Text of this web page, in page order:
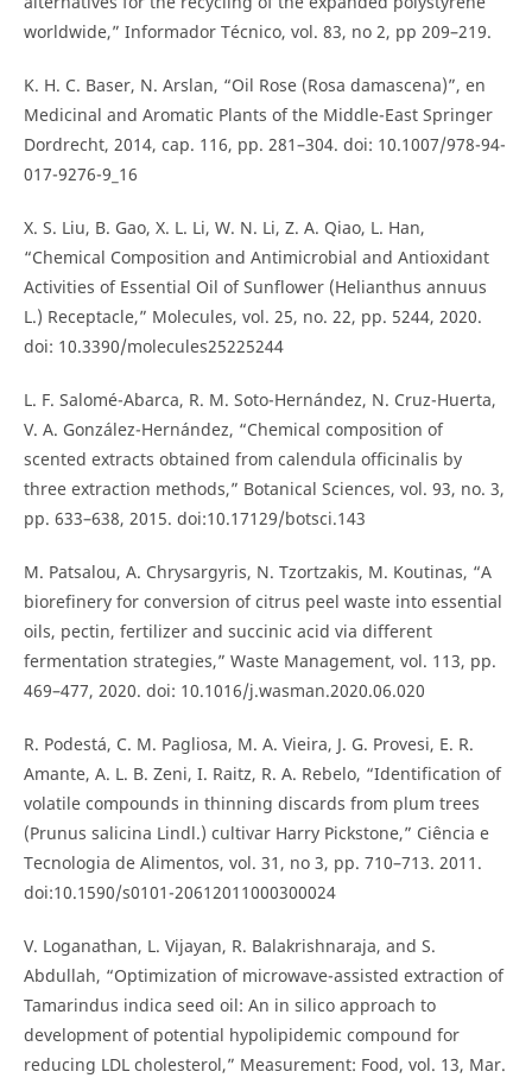
worldwide,” Informador Técnico, vol. 83, no 2, pp 209–219.
K. H. C. Baser, N. Arslan, “Oil Rose (Rosa damascena)”, en
Medicinal and Aromatic Plants of the Middle-East Springer
Dordrecht, 2014, cap. 116, pp. 281–304. doi: 10.1007/978-94-
017-9276-9_16
X. S. Liu, B. Gao, X. L. Li, W. N. Li, Z. A. Qiao, L. Han,
“Chemical Composition and Antimicrobial and Antioxidant
Activities of Essential Oil of Sunflower (Helianthus annuus
L.) Receptacle,” Molecules, vol. 25, no. 22, pp. 5244, 2020.
doi: 10.3390/molecules25225244
L. F. Salomé-Abarca, R. M. Soto-Hernández, N. Cruz-Huerta,
V. A. González-Hernández, “Chemical composition of
scented extracts obtained from calendula officinalis by
three extraction methods,” Botanical Sciences, vol. 93, no. 3,
pp. 633–638, 2015. doi:10.17129/botsci.143
M. Patsalou, A. Chrysargyris, N. Tzortzakis, M. Koutinas, “A
biorefinery for conversion of citrus peel waste into essential
oils, pectin, fertilizer and succinic acid via different
fermentation strategies,” Waste Management, vol. 113, pp.
469–477, 2020. doi: 10.1016/j.wasman.2020.06.020
R. Podestá, C. M. Pagliosa, M. A. Vieira, J. G. Provesi, E. R.
Amante, A. L. B. Zeni, I. Raitz, R. A. Rebelo, “Identification of
volatile compounds in thinning discards from plum trees
(Prunus salicina Lindl.) cultivar Harry Pickstone,” Ciência e
Tecnologia de Alimentos, vol. 31, no 3, pp. 710–713. 2011.
doi:10.1590/s0101-20612011000300024
V. Loganathan, L. Vijayan, R. Balakrishnaraja, and S.
Abdullah, “Optimization of microwave-assisted extraction of
Tamarindus indica seed oil: An in silico approach to
development of potential hypolipidemic compound for
reducing LDL cholesterol,” Measurement: Food, vol. 13, Mar.